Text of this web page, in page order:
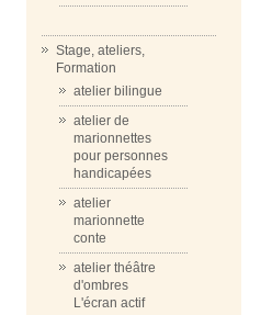
Stage, ateliers,
Formation
atelier bilingue
atelier de
marionnettes
pour personnes
handicapées
atelier
marionnette
conte
atelier théâtre
d'ombres
L'écran actif